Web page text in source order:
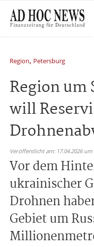
Region, Petersburg
Region um
will
Veröffentlicht am: 17.04.2026
Vor dem
ukrainischer
Drohnen
Gebiet um